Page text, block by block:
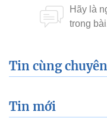
Tin cùng
Tin mới